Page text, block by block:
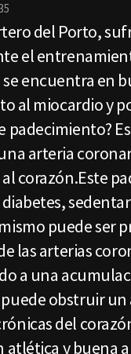
del Porto,
el
encuentra en
al miocardio y
padecimiento?
arteria
corazón.Este
diabetes,
puede ser
las arterias
a una
obstruir
del
atlética y buena